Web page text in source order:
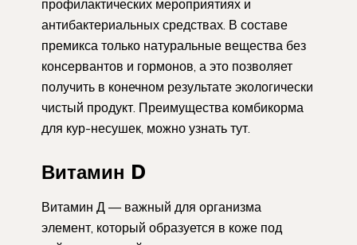
профилактических мероприятиях и
антибактериальных средствах. В составе
премикса только натуральные вещества без
консервантов и гормонов, а это позволяет
получить в конечном результате экологически
чистый продукт. Преимущества комбикорма
для кур-несушек, можно узнать тут.
Витамин D
Витамин Д — важный для организма
элемент, который образуется в коже под